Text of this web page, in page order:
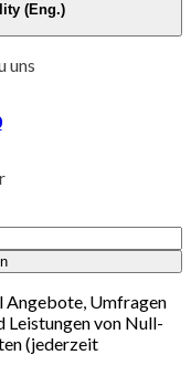
(Eng.)
uns
Angebote, Umfragen
Leistungen von Null-
(jederzeit